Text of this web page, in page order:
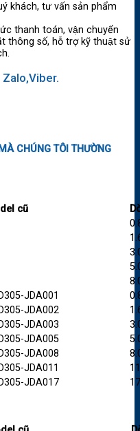
khách, tư vấn sản phẩm
thanh toán, vận chuyển
thông số, hỗ trợ kỹ thuật sử
CHÚNG TÔI THƯỜNG
cũ
JDA001
JDA002
JDA003
JDA005
JDA008
JDA011
JDA017